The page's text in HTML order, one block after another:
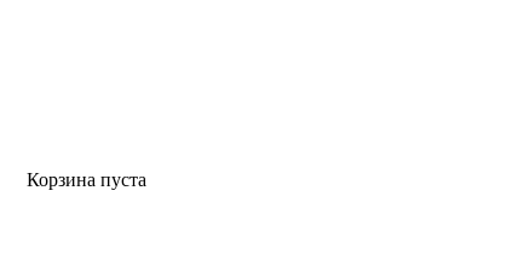
Корзина пуста